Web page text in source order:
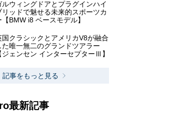
ルウィングドアとプラグインハイ
リッドで魅せる未来的スポーツカ
【BMW i8 ベースモデル】
国クラシックとアメリカV8が融合
た唯一無二のグランドツアラー
ジェンセン インターセプターⅢ】
記事をもっと見る
最新記事